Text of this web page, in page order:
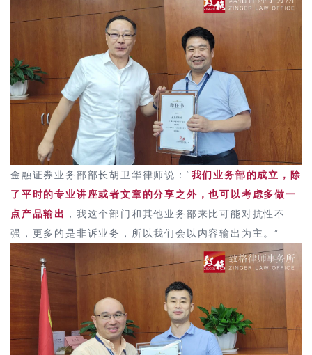
金融证券业务部部长胡卫华律师说：“我们业务部的成立，除
了平时的专业讲座或者文章的分享之外，也可以考虑多做一
点产品输出 ，我这个部门和其他业务部来比可能对抗性不
强，更多的是非诉业务，所以我们会以内容输出为主。”